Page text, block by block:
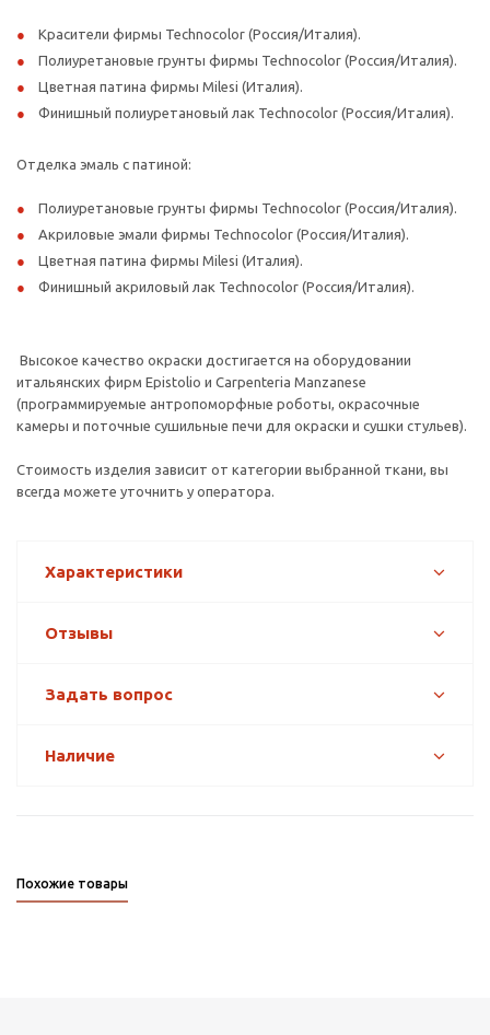
Красители фирмы Technocolor (Россия/Италия).
Полиуретановые грунты фирмы Technocolor (Россия/Италия).
Цветная патина фирмы Milesi (Италия).
Финишный полиуретановый лак Technocolor (Россия/Италия).
Отделка эмаль с патиной:
Полиуретановые грунты фирмы Technocolor (Россия/Италия).
Акриловые эмали фирмы Technocolor (Россия/Италия).
Цветная патина фирмы Milesi (Италия).
Финишный акриловый лак Technocolor (Россия/Италия).
Высокое качество окраски достигается на оборудовании
итальянских фирм Epistolio и Carpenteria Manzanese
(программируемые антропоморфные роботы, окрасочные
камеры и поточные сушильные печи для окраски и сушки стульев).
Стоимость изделия зависит от категории выбранной ткани, вы
всегда можете уточнить у оператора.
Характеристики
Отзывы
Задать вопрос
Наличие
Похожие товары